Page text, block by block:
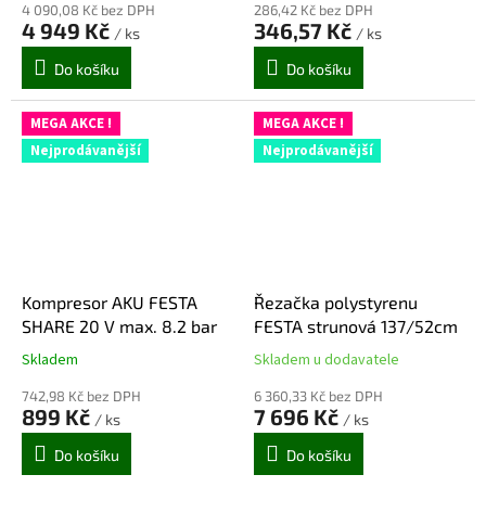
produktu
je
5,0
5
hvězdiček.
4 090,08 Kč bez DPH
4 949 Kč / ks
Do košíku
produktu
je
5,0
5
hvězdiček.
286,42 Kč bez DPH
346,57 Kč / ks
Do košíku
MEGA AKCE !
Nejprodávanější
Kompresor AKU FESTA
SHARE 20 V max. 8.2 bar
Průměrné
produktu
je
5,0
Skladem
742,98 Kč bez DPH
899 Kč / ks
Do košíku
MEGA AKCE !
Nejprodávanější
Řezačka polystyrenu
FESTA strunová 137/52cm
Průměrné
produktu
je
5,0
Skladem u dodavatele
6 360,33 Kč bez DPH
7 696 Kč / ks
Do košíku